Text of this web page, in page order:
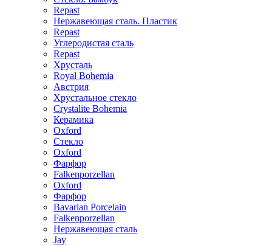
Repast
Нержавеющая сталь. Пластик
Repast
Углеродистая сталь
Repast
Хрусталь
Royal Bohemia
Австрия
Хрустальное стекло
Crystalite Bohemia
Керамика
Oxford
Стекло
Oxford
Фарфор
Falkenporzellan
Oxford
Фарфор
Bavarian Porcelain
Falkenporzellan
Нержавеющая сталь
Jay